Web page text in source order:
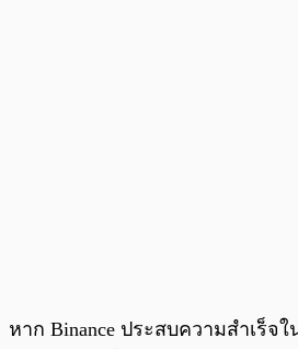
หาก Binance ประสบความสำเร็จ